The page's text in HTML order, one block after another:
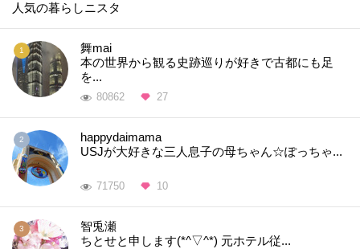
人気の暮らしニスタ
舞mai
本の世界から観る史跡巡りが好きで古都にも足
を...
80862 27
happydaimama
USJが大好きな三人息子の母ちゃん☆ぽっちゃ...
71750 10
智兎瀬
ちとせと申します(*^▽^*) 元ホテル従...